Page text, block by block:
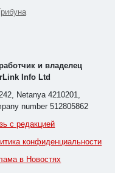
и владелец
Info Ltd
Netanya 4210201,
number 512805862
с редакцией
конфиденциальности
в Новостях